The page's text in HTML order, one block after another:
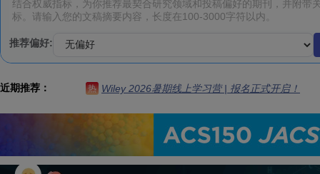
推荐偏好:
近期推荐： 热 Wiley 2026暑期线上学习营 | 报名正式开启！